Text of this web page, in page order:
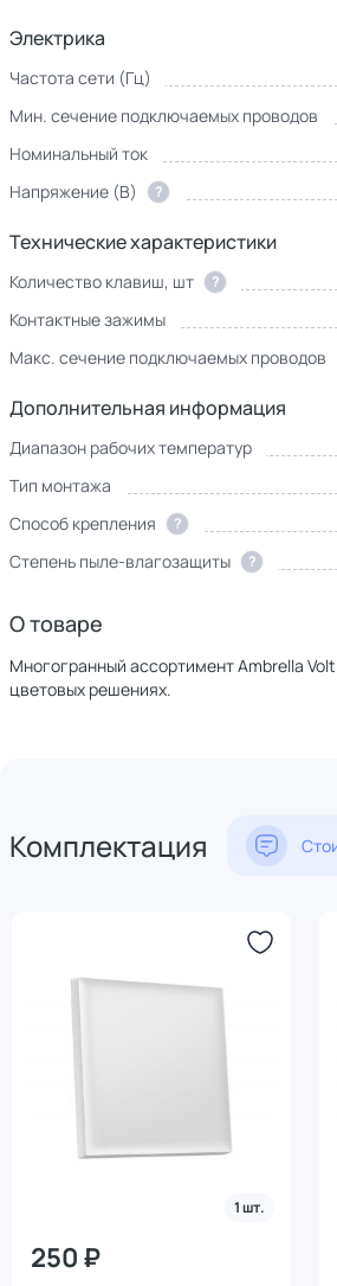
Электрика
Частота сети (Гц)
Мин. сечение подключаемых проводов
Номинальный ток
Напряжение (В)
?
Технические характеристики
Количество клавиш, шт ?
Контактные зажимы
Макс. сечение подключаемых проводов
Дополнительная информация
Диапазон рабочих температур
Тип монтажа
Способ крепления
?
Степень пыле-влагозащиты
?
О товаре
Многогранный ассортимент Ambrella
цветовых решениях.
Комплектация
250 ₽
1 шт.